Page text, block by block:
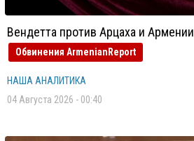
Вендетта против Арцаха и Армении
Обвинения ArmenianReport
НАША АНАЛИТИКА
04 Августа 2026 - 00:40